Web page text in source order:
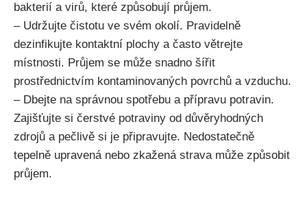
bakterií a virů, které způsobují průjem.
– Udržujte ‌čistotu ve svém okolí. Pravidelně
dezinfikujte kontaktní plochy a často větrejte
místnosti. Průjem se může snadno šířit‍
prostřednictvím kontaminovaných povrchů a vzduchu.
– Dbejte na správnou ⁤spotřebu a‌ přípravu potravin.
Zajišťujte si čerstvé potraviny od důvěryhodných
zdrojů a pečlivě si je připravujte. Nedostatečně
⁢tepelně upravená nebo zkažená strava může způsobit
průjem.